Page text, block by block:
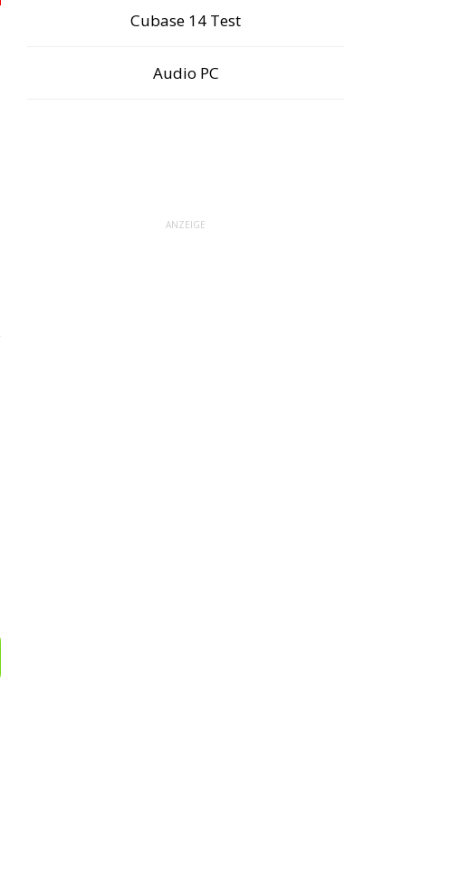
Cubase 14 Test
Audio PC
ANZEIGE